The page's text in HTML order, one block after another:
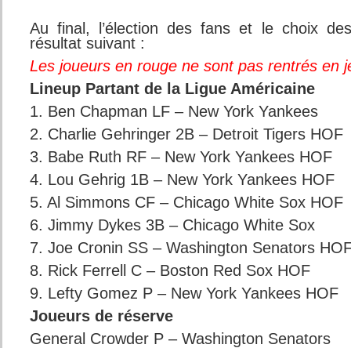
Au final, l’élection des fans et le choix
résultat suivant :
Les joueurs en rouge ne sont pas rentrés en
Lineup Partant de la Ligue Américaine
1. Ben Chapman LF – New York Yankees
2. Charlie Gehringer 2B – Detroit Tigers HOF
3. Babe Ruth RF – New York Yankees HOF
4. Lou Gehrig 1B – New York Yankees HOF
5. Al Simmons CF – Chicago White Sox HOF
6. Jimmy Dykes 3B – Chicago White Sox
7. Joe Cronin SS – Washington Senators
8. Rick Ferrell C – Boston Red Sox HOF
9. Lefty Gomez P – New York Yankees HOF
Joueurs de réserve
General Crowder P – Washington Senators